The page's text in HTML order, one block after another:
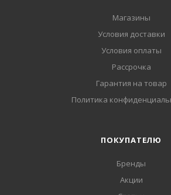
Магазины
Условия доставки
Условия оплаты
Рассрочка
Гарантия на товар
Политика
ПОКУПАТЕЛЮ
Бренды
Акции